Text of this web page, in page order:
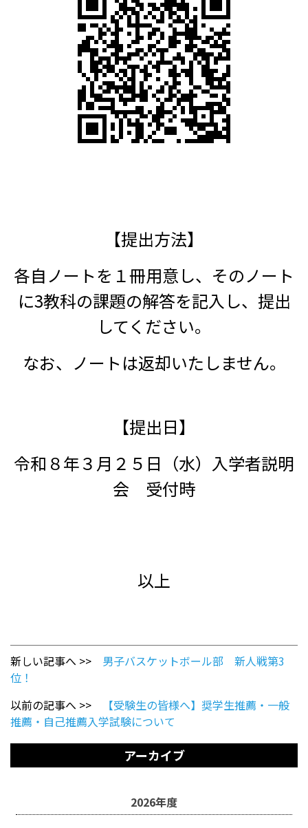
【提出方法】
各自ノートを１冊用意し、そのノート
に3教科の課題の解答を記入し、提出
してください。
なお、ノートは返却いたしません。
【提出日】
令和８年３月２５日（水）入学者説明
会 受付時
以上
新しい記事へ >> 男子バスケットボール部 新人戦第3
位！
以前の記事へ >>
【受験生の皆様へ】奨学生推薦・一般
推薦・自己推薦入学試験について
アーカイブ
2026年度